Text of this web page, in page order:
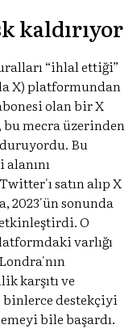
kaldırıyor
“ihlal ettiği”
X) platformundan
olan bir X
bu mecra üzerinden
Bu
satın alıp X
2023'ün sonunda
etkinleştirdi. O
varlığı
karşıtı ve
binlerce destekçiyi
bile başardı.